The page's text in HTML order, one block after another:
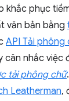
khắc phục
văn bản bằng
API Tải phông
cân nhắc việc
tải phông chữ
Leatherman,